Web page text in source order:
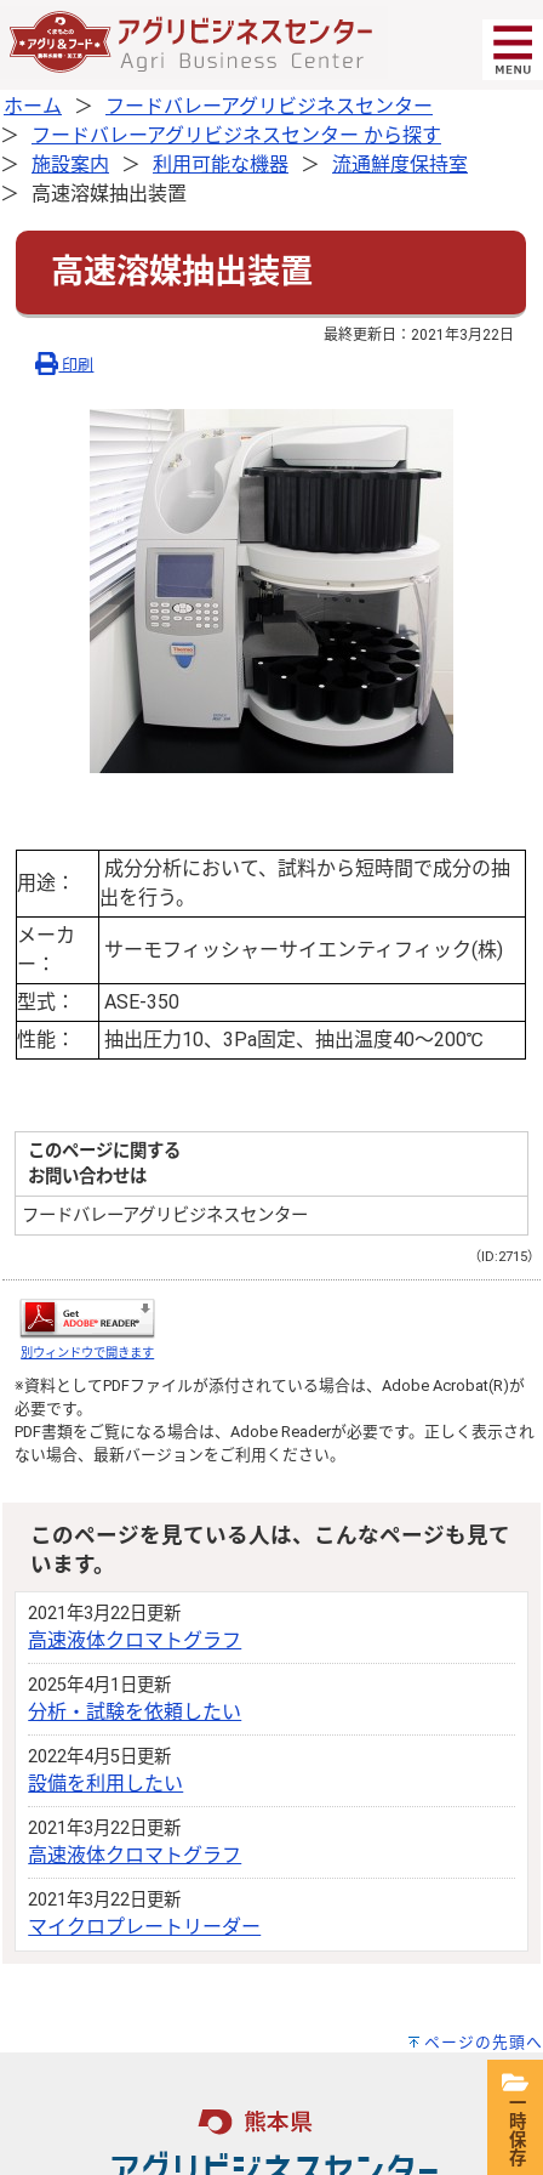
ホーム
フードバレーアグリビジネスセンター
フードバレーアグリビジネスセンター から探す
施設案内
利用可能な機器
流通鮮度保持室
高速溶媒抽出装置
高速溶媒抽出装置
最終更新日： 2021年3月22日
印刷
用途：
成分分析において、試料から短時間で成分の抽
出を行う。
メーカ
ー：
サーモフィッシャーサイエンティフィック(株)
型式：
ASE-350
性能：
抽出圧力10、3Pa固定、抽出温度40～200℃
このページに関する
お問い合わせは
フードバレーアグリビジネスセンター
（ID:2715）
別ウィンドウで開きます
※資料としてPDFファイルが添付されている場合は、Adobe Acrobat(R)が
必要です。
PDF書類をご覧になる場合は、Adobe Readerが必要です。正しく表示され
ない場合、最新バージョンをご利用ください。
このページを見ている人は、こんなページも見て
います。
2021年3月22日更新
高速液体クロマトグラフ
2025年4月1日更新
分析・試験を依頼したい
2022年4月5日更新
設備を利用したい
2021年3月22日更新
高速液体クロマトグラフ
2021年3月22日更新
マイクロプレートリーダー
ページの先頭へ
一時保存